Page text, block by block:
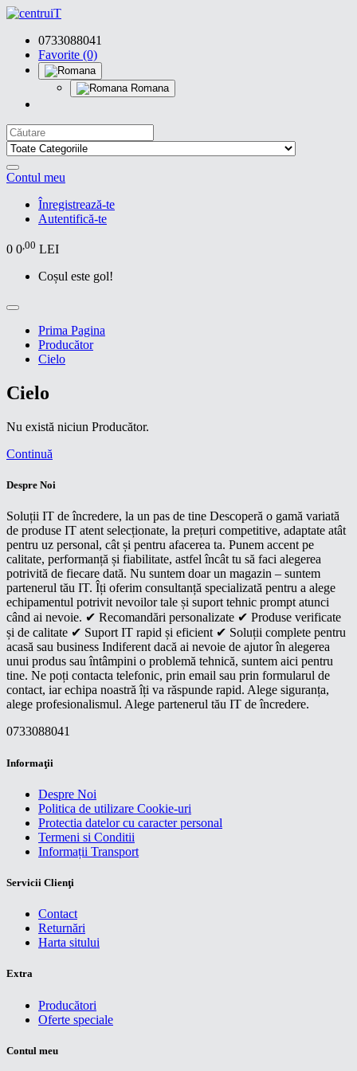
0733088041
Favorite (0)
Romana
Contul meu
Înregistrează-te
Autentifică-te
0 0,00 LEI
Coșul este gol!
Prima Pagina
Producător
Cielo
Cielo
Nu există niciun Producător.
Continuă
Despre Noi
Soluții IT de încredere, la un pas de tine Descoperă o gamă variată
de produse IT atent selecționate, la prețuri competitive, adaptate atât
pentru uz personal, cât și pentru afacerea ta. Punem accent pe
calitate, performanță și fiabilitate, astfel încât tu să faci alegerea
potrivită de fiecare dată. Nu suntem doar un magazin – suntem
partenerul tău IT. Îți oferim consultanță specializată pentru a alege
echipamentul potrivit nevoilor tale și suport tehnic prompt atunci
când ai nevoie. ✔ Recomandări personalizate ✔ Produse verificate
și de calitate ✔ Suport IT rapid și eficient ✔ Soluții complete pentru
acasă sau business Indiferent dacă ai nevoie de ajutor în alegerea
unui produs sau întâmpini o problemă tehnică, suntem aici pentru
tine. Ne poți contacta telefonic, prin email sau prin formularul de
contact, iar echipa noastră îți va răspunde rapid. Alege siguranța,
alege profesionalismul. Alege partenerul tău IT de încredere.
0733088041
Informaţii
Despre Noi
Politica de utilizare Cookie-uri
Protectia datelor cu caracter personal
Termeni si Conditii
Informații Transport
Servicii Clienţi
Contact
Returnări
Harta sitului
Extra
Producători
Oferte speciale
Contul meu